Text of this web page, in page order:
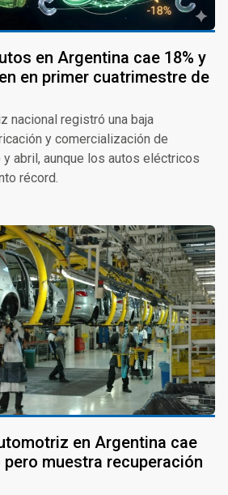
en Argentina cae 18% y
en primer cuatrimestre de
nacional registró una baja
y comercialización de
abril, aunque los autos eléctricos
récord.
en Argentina cae
pero muestra recuperación